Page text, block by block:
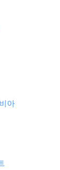
아